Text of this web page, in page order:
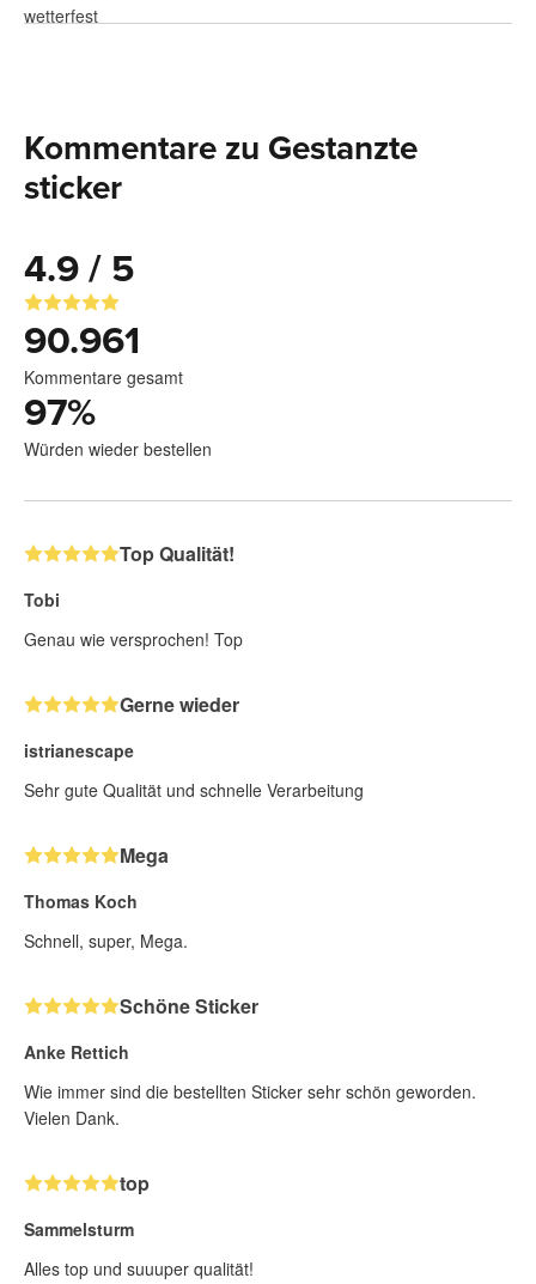
Kommentare zu Gestanzte
sticker
4.9 / 5
90.961
Kommentare gesamt
97%
Würden wieder bestellen
Top Qualität!
Tobi
Genau wie versprochen! Top
Gerne wieder
istrianescape
Sehr gute Qualität und schnelle Verarbeitung
Mega
Thomas Koch
Schnell, super, Mega.
Schöne Sticker
Anke Rettich
Wie immer sind die bestellten Sticker sehr schön geworden.
Vielen Dank.
top
Sammelsturm
Alles top und suuuper qualität!